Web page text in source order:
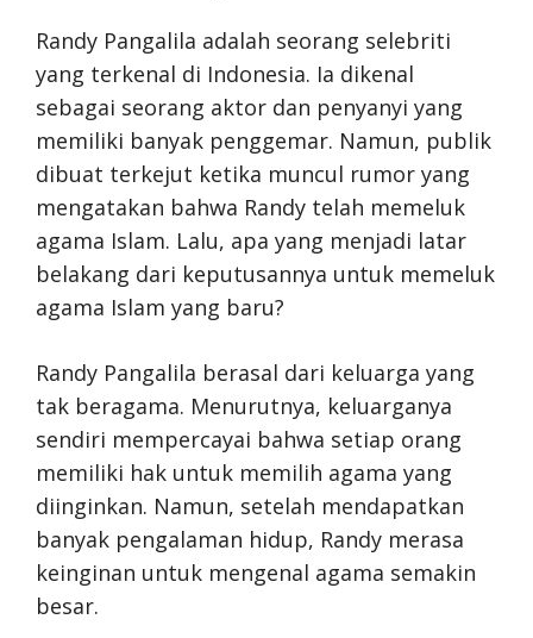
Randy Pangalila adalah seorang selebriti
yang terkenal di Indonesia. Ia dikenal
sebagai seorang aktor dan penyanyi yang
memiliki banyak penggemar. Namun, publik
dibuat terkejut ketika muncul rumor yang
mengatakan bahwa Randy telah memeluk
agama Islam. Lalu, apa yang menjadi latar
belakang dari keputusannya untuk memeluk
agama Islam yang baru?
Randy Pangalila berasal dari keluarga yang
tak beragama. Menurutnya, keluarganya
sendiri mempercayai bahwa setiap orang
memiliki hak untuk memilih agama yang
diinginkan. Namun, setelah mendapatkan
banyak pengalaman hidup, Randy merasa
keinginan untuk mengenal agama semakin
besar.